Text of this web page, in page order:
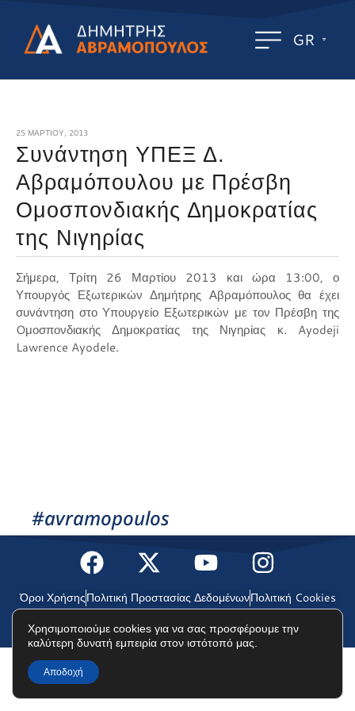
GR
25 ΜΑΡΤΊΟΥ, 2013
Συνάντηση ΥΠΕΞ Δ.
Αβραμόπουλου με Πρέσβη
Oμοσπονδιακής Δημοκρατίας
της Νιγηρίας
Σήμερα, Τρίτη 26 Μαρτίου 2013 και ώρα 13:00, ο
Υπουργός Εξωτερικών Δημήτρης Αβραμόπουλος θα έχει
συνάντηση στο Υπουργείο Εξωτερικών με τον Πρέσβη της
Oμοσπονδιακής Δημοκρατίας της Νιγηρίας κ. Ayodeji
Lawrence Ayodele.
#avramopoulos
Όροι ΧρήσηςΠολιτική Προστασίας ΔεδομένωνΠολιτική Cookies
©2025 Δημήτρης Αβραμόπουλος
Χρησιμοποιούμε cookies για να σας προσφέρουμε την
καλύτερη δυνατή εμπειρία στον ιστότοπό μας.
Αποδοχή